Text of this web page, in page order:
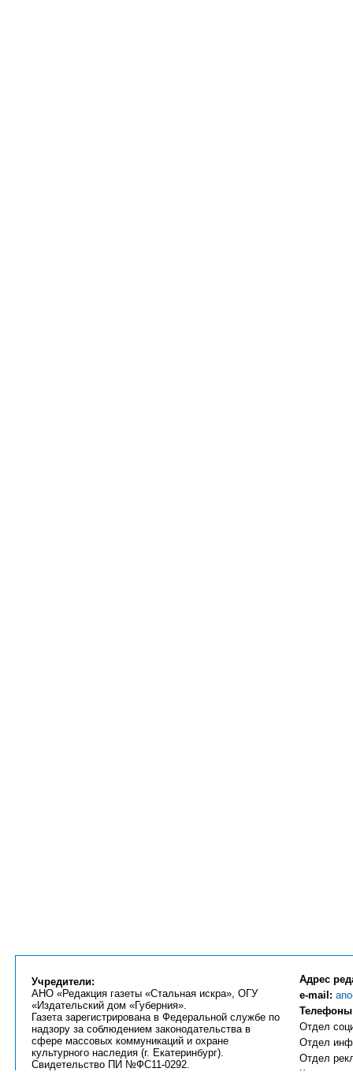
Учредители:
АНО «Редакция газеты «Стальная искра», ОГУ
«Издательский дом «Губерния».
Газета зарегистрирована в Федеральной службе по
надзору за соблюдением законодательства в
сфере массовых коммуникаций и охране
культурного наследия (г. Екатеринбург).
Свидетельство ПИ №ФС11-0292.
Адрес
e-mail:
Отдел
Отдел
Отдел